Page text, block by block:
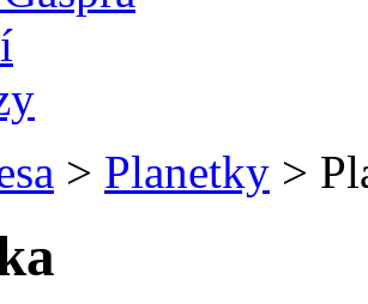
> Planetky >